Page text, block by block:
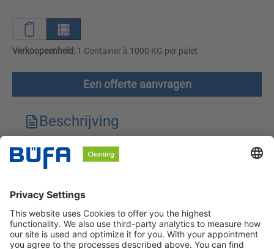
Verkoopeenheid: 1 Container à 1000 KG per palet
Een offerte aanvragen
Beschrijving
Technische kenmerken
Veiligheidsinstructies